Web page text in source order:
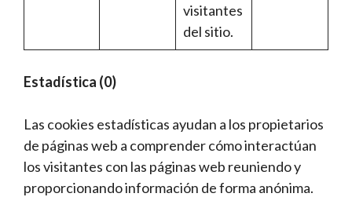
visitantes
del sitio.
Estadística (0)
Las cookies estadísticas ayudan a los propietarios
de páginas web a comprender cómo interactúan
los visitantes con las páginas web reuniendo y
proporcionando información de forma anónima.